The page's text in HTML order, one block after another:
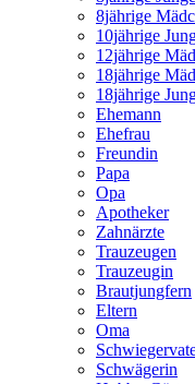
8jährige
10jährige
12jährige
18jährige
18jährige
Ehemann
Ehefrau
Freundin
Papa
Opa
Apotheker
Zahnärzte
Trauzeugen
Trauzeugin
Brautjungfern
Eltern
Oma
Schwägerin